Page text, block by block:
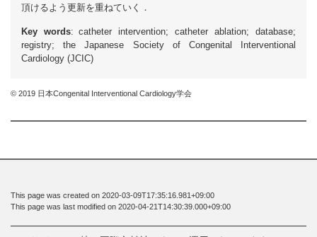
頂けるよう更新を重ねていく．
Key words: catheter intervention; catheter ablation; database;
registry; the Japanese Society of Congenital Interventional
Cardiology (JCIC)
© 2019 日本Congenital Interventional Cardiology学会
This page was created on 2020-03-09T17:35:16.981+09:00
This page was last modified on 2020-04-21T14:30:39.000+09:00